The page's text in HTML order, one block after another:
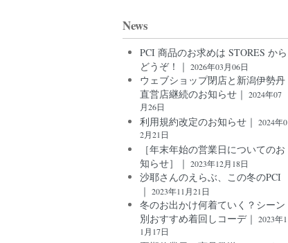
News
PCI 商品のお求めは STORES から
どうぞ！｜ 2026年03月06日
ウェブショップ閉店と新潟伊勢丹
直営店継続のお知らせ｜ 2024年07
月26日
利用規約改定のお知らせ｜ 2024年0
2月21日
［年末年始の営業日についてのお
知らせ］｜ 2023年12月18日
沙耶さんのえらぶ、この冬のPCI
｜ 2023年11月21日
冬のお出かけ何着ていく？シーン
別おすすめ着回しコーデ｜ 2023年1
1月17日